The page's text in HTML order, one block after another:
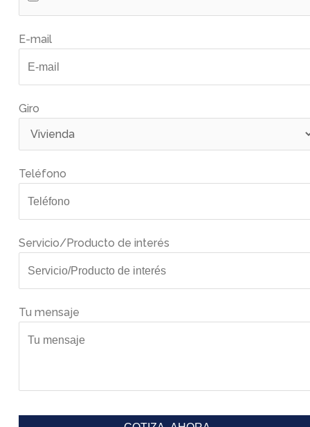
E-mail
Giro
Teléfono
Servicio/Producto de interés
Tu mensaje